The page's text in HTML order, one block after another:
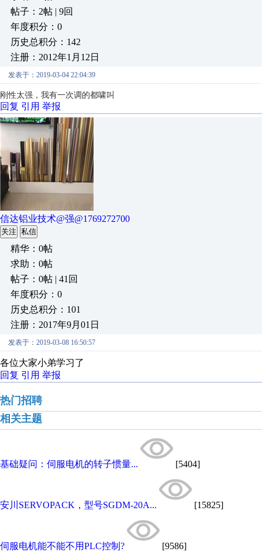
帖子：2帖 | 9回
年度积分：0
历史总积分：142
注册：2012年1月12日
发表于：2019-03-04 22:04:39
刚性太强，我有一次调的都啸叫
回复 引用 举报
信达铝业技术@强@1769272700
关注 私信
精华：0帖
求助：0帖
帖子：0帖 | 41回
年度积分：0
历史总积分：101
注册：2017年9月01日
发表于：2019-03-08 16:50:57
各位大家小弟学习了
回复 引用 举报
热门招聘
相关主题
基础疑问：伺服电机的转子惯量... [5404]
安川SERVOPACK，型号SGDM-20A... [15825]
伺服电机能不能不用PLC控制? [9586]